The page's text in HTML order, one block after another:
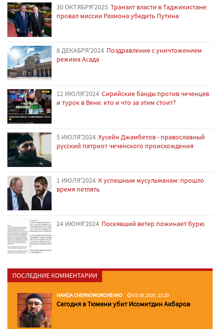
30 ОКТЯБРЯ'2025 Транзит власти в Таджикистане:
провал миссии Рахмона убедить Путина
8 ДЕКАБРЯ'2024 Поздравление с уничтожением
режима Асада
12 ИЮЛЯ'2024 Сирийские банды против чеченцев
и турок в Вене: кто и что за этим стоит?
5 ИЮЛЯ'2024 Хусейн Джамбетов - православный
русский патриот чеченского происхождения
1 ИЮЛЯ'2024 К успешным мусульманам: прошло
время петлять
24 ИЮНЯ'2024 Посеявший ветер пожинает бурю
ПОСЛЕДНИЕ КОММЕНТАРИИ
HAMZA CHERNOMORCHENKO 03.06.2026, 23:29
Сегодня в Тюмени убит Исомитдин Акбаров